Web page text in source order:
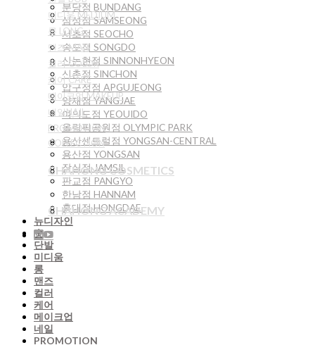
분당점 BUNDANG
삼성점 SAMSEONG
서초점 SEOCHO
송도점 SONGDO
신논현점 SINNONHYEON
신촌점 SINCHON
압구정점 APGUJEONG
양재점 YANGJAE
여의도점 YEOUIDO
올림픽공원점 OLYMPIC PARK
용산센트럴점 YONGSAN-CENTRAL
용산점 YONGSAN
잠실점 JAMSIL
판교점 PANGYO
한남점 HANNAM
홍대점 HONGDAE
뉴디자인
숏
단발
미디움
롱
맨즈
컬러
케어
메이크업
네일
PROMOTION
미디움 MEDIUM
롱 LONG
맨즈 MAN
컬러 COLOR
케어 CARE
메이크업 MAKEUP
네일NAIL
PROMOTION
COLLECTION
CHAHONG COSMETICS
CHAHONG ACADEMY